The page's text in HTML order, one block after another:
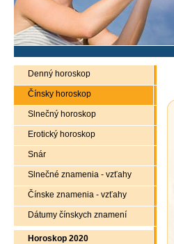
Denný horoskop
Čínsky horoskop
Slnečný horoskop
Erotický horoskop
Snár
Slnečné znamenia - vzťahy
Čínske znamenia - vzťahy
Dátumy čínskych znamení
Horoskop 2020